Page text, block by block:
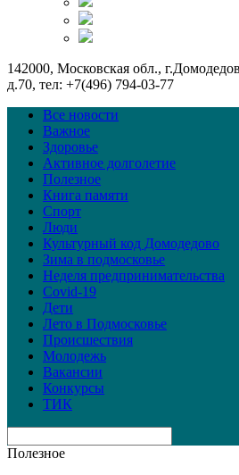
142000, Московская обл.,
д.70, тел: +7(496) 794-03-77
Все новости
Важное
Здоровье
Активное долголетие
Полезное
Книга памяти
Спорт
Люди
Культурный код Домодедово
Зима в подмосковье
Неделя предпринимательства
Covid-19
Дети
Лето в Подмосковье
Происшествия
Молодежь
Вакансии
Конкурсы
ТИК
Полезное